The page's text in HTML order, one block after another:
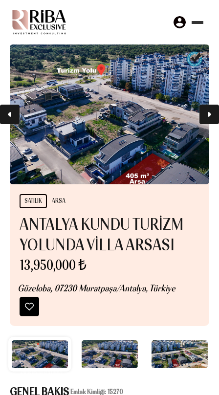
SATILIK ARSA
ANTALYA KUNDU TURİZM
YOLUNDA VİLLA ARSASI
13,950,000 ₺
Güzeloba, 07230 Muratpaşa/Antalya, Türkiye
Emlak Kimliği: 15270